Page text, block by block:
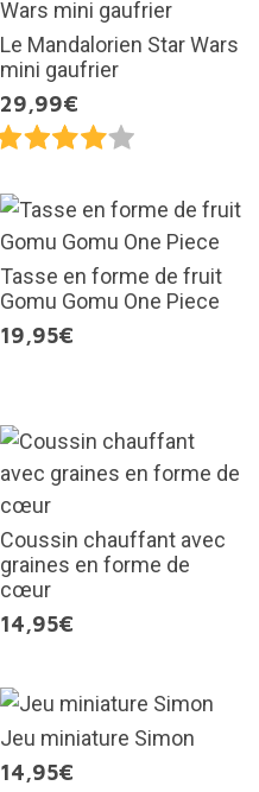
Le Mandalorien Star Wars
mini gaufrier
29,99€
Tasse en forme de fruit
Gomu Gomu One Piece
19,95€
Coussin chauffant avec
graines en forme de
cœur
14,95€
Jeu miniature Simon
14,95€